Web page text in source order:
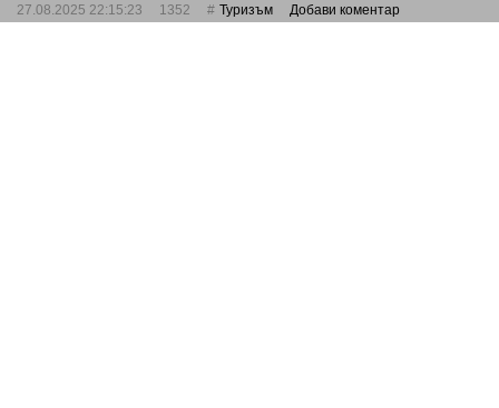
27.08.2025 22:15:23 1352 Туризъм Добави коментар